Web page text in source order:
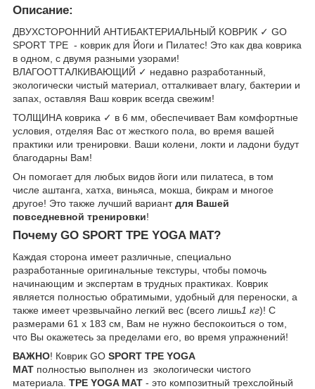
Описание:
ДВУХСТОРОННИЙ АНТИБАКТЕРИАЛЬНЫЙ КОВРИК ✓ GO
SPORT TPE - коврик для Йоги и Пилатес! Это как два коврика
в одном, с двумя разными узорами!
ВЛАГООТТАЛКИВАЮЩИЙ ✓ недавно разработанный,
экологически чистый материал, отталкивает влагу, бактерии и
запах, оставляя Ваш коврик всегда свежим!
ТОЛЩИНА коврика ✓ в 6 мм, обеспечивает Вам комфортные
условия, отделяя Вас от жесткого пола, во время вашей
практики или тренировки. Ваши колени, локти и ладони будут
благодарны Вам!
Он помогает для любых видов йоги или пилатеса, в том
числе аштанга, хатха, виньяса, мокша, бикрам и многое
другое! Это также лучший вариантдля Вашей
повседневной тренировки!
Почему GO SPORT TPE​ YOGA MAT?
Каждая сторона имеет различные, специально
разработанные оригинальные текстуры, чтобы помочь
начинающим и экспертам в трудных практиках. Коврик
является полностью обратимыми, удобный для переноски, а
также имеет чрезвычайно легкий вес (всего лишь1 кг)! С
размерами 61 х 183 см, Вам не нужно беспокоиться о том,
что Вы окажетесь за пределами его, во время упражнений!
ВАЖНО! Коврик GO SPORT TPE​ YOGA
MAT полностью выполнен из экологически чистого
материала. TPE​ YOGA MAT - это композитный трехслойный